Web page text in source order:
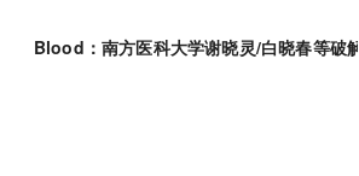
Blood：南方医科大学谢晓灵/白晓春等破解